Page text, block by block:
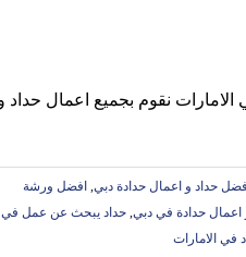
افضل حداد و اعمال حدادة دبي, افضل ورشة
اعمال حدادة في دبي, حداد يبحث عن عمل في
في الامارات